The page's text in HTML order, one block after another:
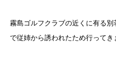
霧島ゴルフクラブの近くに有る
で従姉から誘われたため行ってき